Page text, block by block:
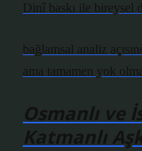
Dinî baskı ile bireysel
bağlamsal analiz
ama tamamen yok
Osmanlı ve
Katmanlı